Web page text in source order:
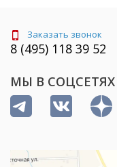
Заказать звонок
8 (495) 118 39 52
МЫ В СОЦСЕТЯХ